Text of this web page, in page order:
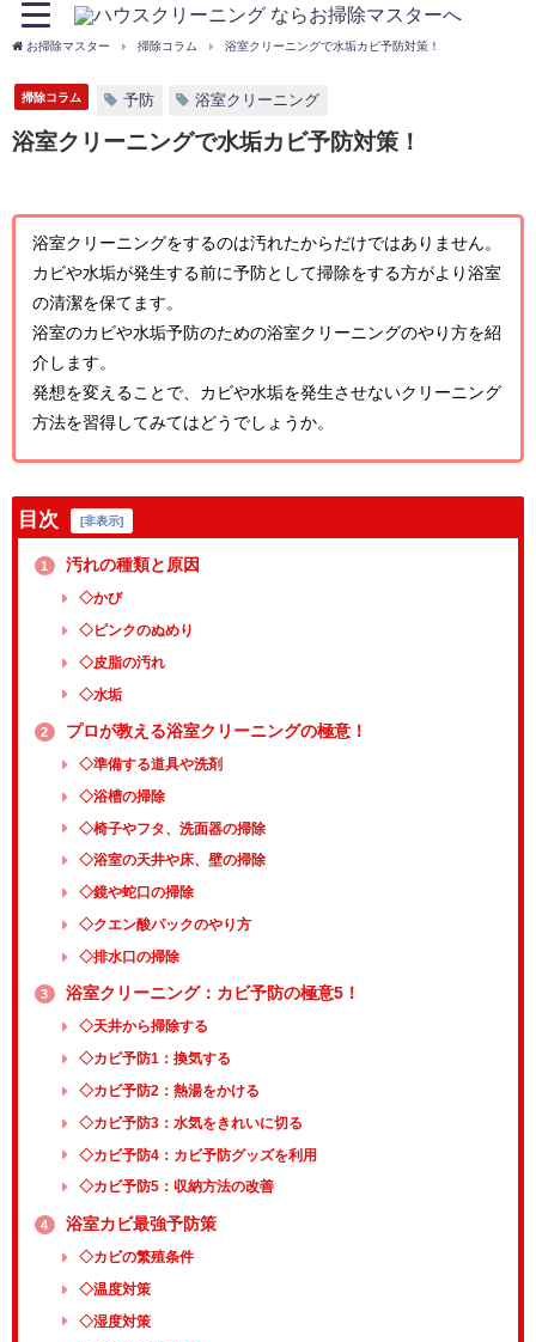
お掃除マスター 掃除コラム 浴室クリーニングで水垢カビ予防対策！
掃除コラム 予防 浴室クリーニング
浴室クリーニングで水垢カビ予防対策！
浴室クリーニングをするのは汚れたからだけではありません。
カビや水垢が発生する前に予防として掃除をする方がより浴室
の清潔を保てます。
浴室のカビや水垢予防のための浴室クリーニングのやり方を紹
介します。
発想を変えることで、カビや水垢を発生させないクリーニング
方法を習得してみてはどうでしょうか。
目次 [非表示]
1 汚れの種類と原因
◇かび
◇ピンクのぬめり
◇皮脂の汚れ
◇水垢
2 プロが教える浴室クリーニングの極意！
◇準備する道具や洗剤
◇浴槽の掃除
◇椅子やフタ、洗面器の掃除
◇浴室の天井や床、壁の掃除
◇鏡や蛇口の掃除
◇クエン酸パックのやり方
◇排水口の掃除
3 浴室クリーニング：カビ予防の極意5！
◇天井から掃除する
◇カビ予防1：換気する
◇カビ予防2：熱湯をかける
◇カビ予防3：水気をきれいに切る
◇カビ予防4：カビ予防グッズを利用
◇カビ予防5：収納方法の改善
4 浴室カビ最強予防策
◇カビの繁殖条件
◇温度対策
◇湿度対策